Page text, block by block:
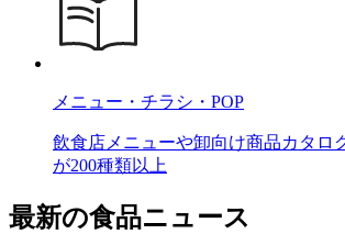
メニュー・チラシ・POP
飲食店メニューや卸向け商品カタロ
が200種類以上
最新の食品ニュース